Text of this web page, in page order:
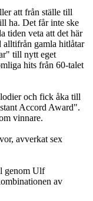
att från ställe till
ha. Det får inte ske
tiden veta att det här
alltifrån gamla hitlåtar
till nytt eget
hits från 60-talet
och fick åka till
Accord Award".
vinnare.
avverkat sex
genom Ulf
av